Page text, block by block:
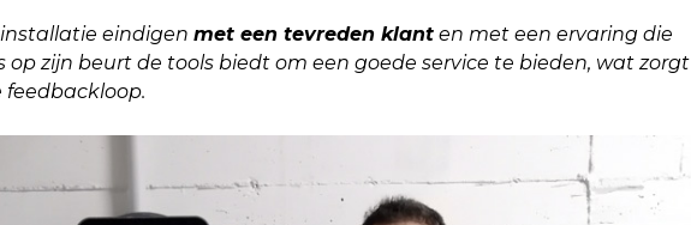
eindigen met een tevreden klanten met een ervaring die
op zijn beurt de tools biedt om een goede service te bieden, wat zorgt
feedbackloop.